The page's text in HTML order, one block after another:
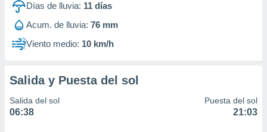
Días de lluvia: 11 días
Acum. de lluvia: 76 mm
Viento medio: 10 km/h
Salida y Puesta del sol
Salida del sol
06:38
Puesta del sol
21:03